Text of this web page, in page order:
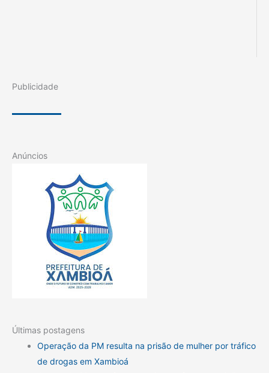
Publicidade
Anúncios
Últimas postagens
Operação da PM resulta na prisão de mulher por tráfico
de drogas em Xambioá